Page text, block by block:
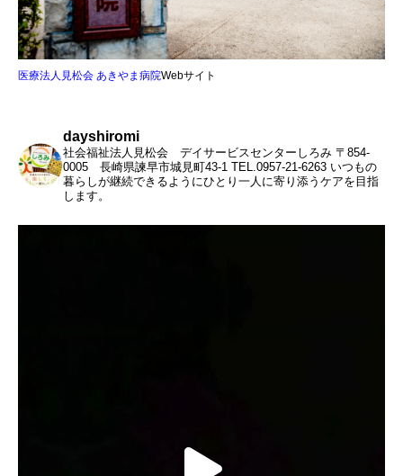
医療法人見松会 あきやま病院Webサイト
dayshiromi
社会福祉法人見松会 デイサービスセンターしろみ 〒854-
0005 長崎県諫早市城見町43-1 TEL.0957-21-6263 いつもの
暮らしが継続できるようにひとり一人に寄り添うケアを目指
します。